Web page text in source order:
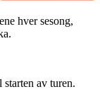
hver sesong,
av turen.